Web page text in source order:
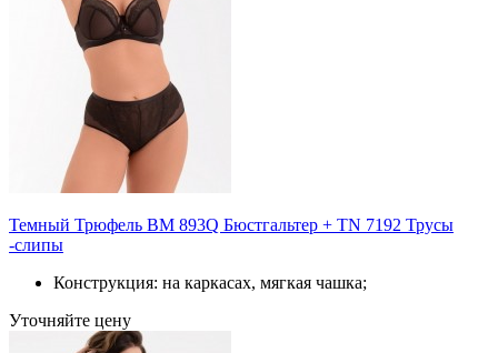
Темный Трюфель BM 893Q Бюстгальтер + TN 7192 Трусы
-слипы
Конструкция: на каркасах, мягкая чашка;
Уточняйте цену